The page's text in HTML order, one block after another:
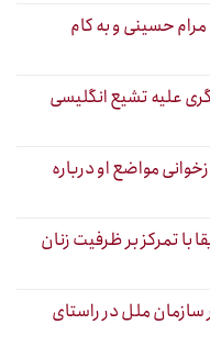
حسینی و به کام
علیه تشیع انگلیسی
مواضع او درباره
با تمرکز بر ظرفیت زنان
ملل در راستای